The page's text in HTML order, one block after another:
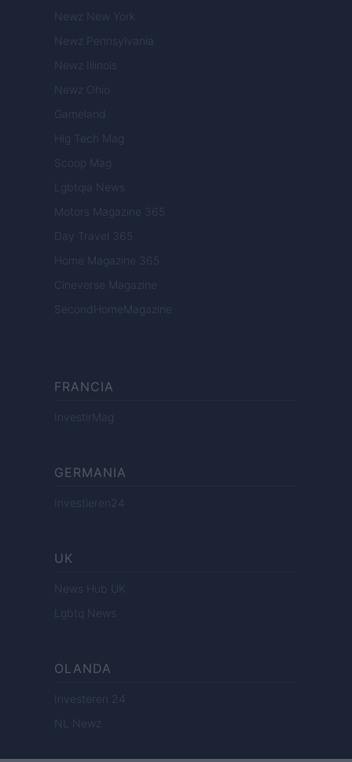
Newz New York
Newz Pennsylvania
Newz Illinois
Newz Ohio
Gameland
Hig Tech Mag
Scoop Mag
Lgbtqia News
Motors Magazine 365
Day Travel 365
Home Magazine 365
Cineverse Magazine
SecondHomeMagazine
FRANCIA
InvestirMag
GERMANIA
Investieren24
UK
News Hub UK
Lgbtq News
OLANDA
Investeren 24
NL Newz